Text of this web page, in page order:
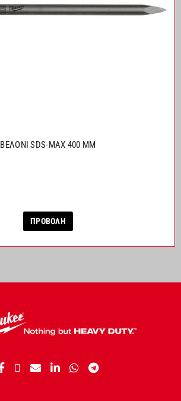
ΒΕΛΟΝΙ SDS-MAX 400 MM
ΠΡΟΒΟΛΗ